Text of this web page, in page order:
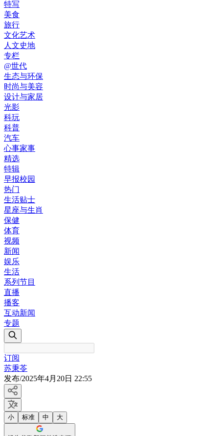
特写
美食
旅行
文化艺术
人文史地
专栏
@世代
生态与环保
时尚与美容
设计与家居
光影
科玩
科普
汽车
心事家事
精选
特辑
早报校园
热门
生活贴士
星座与生肖
保健
体育
视频
新闻
娱乐
生活
系列节目
直播
播客
互动新闻
专题
订阅
苏秉苓
发布/2025年4月20日 22:55
小 标准 中 大